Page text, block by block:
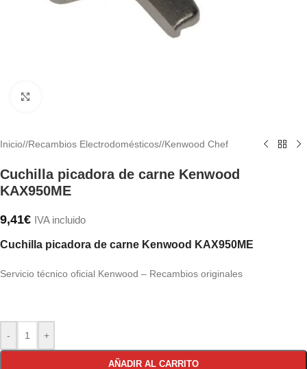
Inicio/ Recambios Electrodomésticos/ Kenwood Chef
Cuchilla picadora de carne Kenwood
KAX950ME
9,41€ IVA incluido
Cuchilla picadora de carne Kenwood KAX950ME
Servicio técnico oficial Kenwood – Recambios originales
- +
AÑADIR AL CARRITO